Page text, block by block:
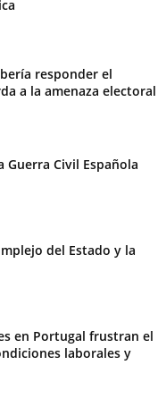
responder el
a la amenaza electoral
Guerra Civil Española
del Estado y la
en Portugal frustran el
laborales y